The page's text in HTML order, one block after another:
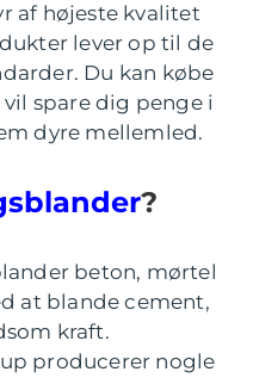
af højeste kvalitet
lever op til de
Du kan købe
spare dig penge i
dyre mellemled.
?
beton, mørtel
at blande cement,
kraft.
producerer nogle